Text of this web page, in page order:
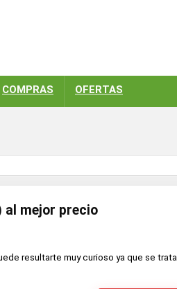
COMPRAS OFERTAS
mejor precio
resultarte muy curioso ya que se trata